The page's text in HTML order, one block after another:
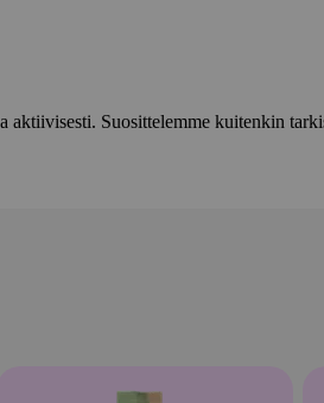
aktiivisesti. Suosittelemme kuitenkin